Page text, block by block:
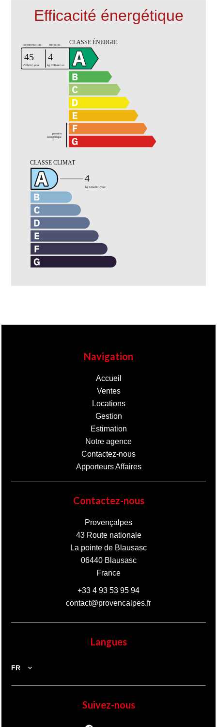
Efficacité énergétique
Navigation
Accueil
Ventes
Locations
Gestion
Estimation
Notre agence
Contactez-nous
Apporteurs Affaires
Contactez-nous
Provençalpes
43 Route nationale
La pointe de Blausasc
06440Blausasc
France
+33 4 93 53 95 94
contact@provencalpes.fr
Langues
FR
Suivez-nous